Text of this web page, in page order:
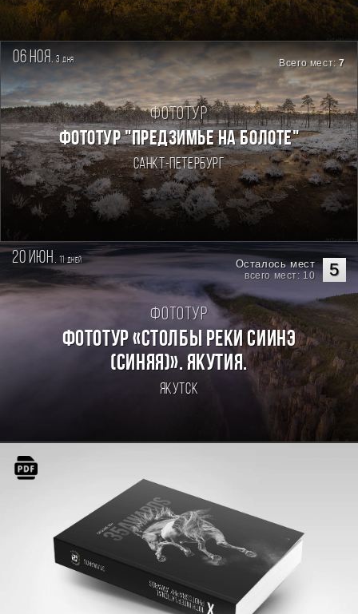
06 ноя.3дня Всего мест:7
Фототур
ФОТОТУР "ПРЕДЗИМЬЕ НА БОЛОТЕ"
Санкт-Петербург
20 июн. 11дней 5
Осталось мест
всего мест: 10
Фототур
Фототур «Столбы реки Сиинэ
(Синяя)». Якутия.
Якутск